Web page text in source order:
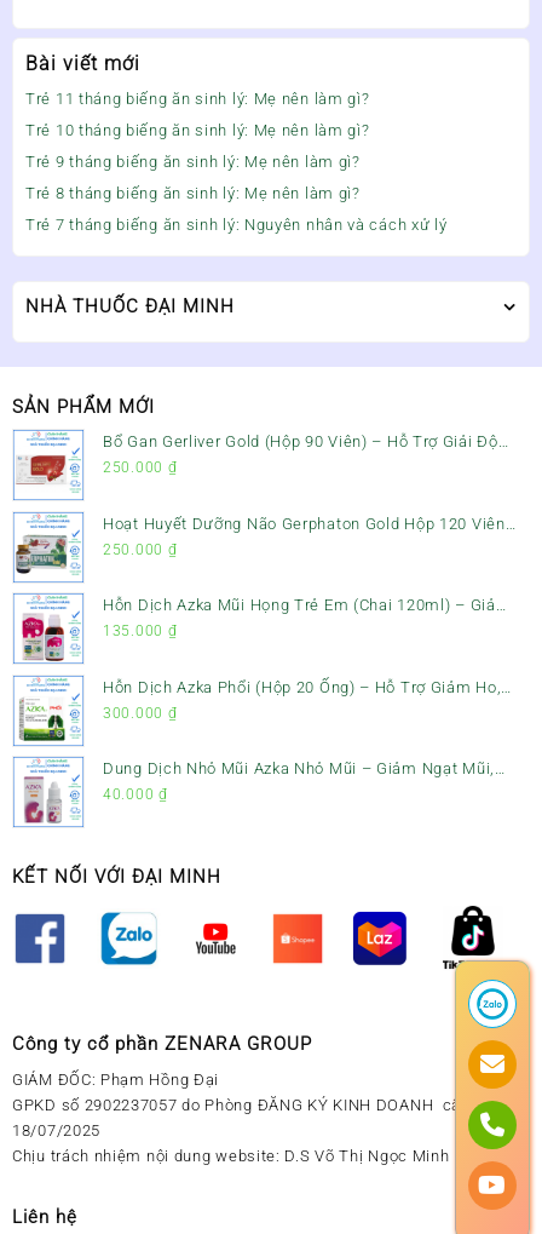
Bài viết mới
Trẻ 11 tháng biếng ăn sinh lý: Mẹ nên làm gì?
Trẻ 10 tháng biếng ăn sinh lý: Mẹ nên làm gì?
Trẻ 9 tháng biếng ăn sinh lý: Mẹ nên làm gì?
Trẻ 8 tháng biếng ăn sinh lý: Mẹ nên làm gì?
Trẻ 7 tháng biếng ăn sinh lý: Nguyên nhân và cách xử lý
NHÀ THUỐC ĐẠI MINH
SẢN PHẨM MỚI
Bổ Gan Gerliver Gold (Hộp 90 Viên) – Hỗ Trợ Giải Độc
Gan, Mát Gan & Bảo Vệ Gan
250.000 ₫
Hoạt Huyết Dưỡng Não Gerphaton Gold Hộp 120 Viên
– Giảm Đau Đầu, Hoa Mắt, Chóng Mặt & Rối Loạn Tiền
250.000 ₫
Hỗn Dịch Azka Mũi Họng Trẻ Em (Chai 120ml) – Giảm
Ho, Tiêu Đờm & Đau Rát Họng
135.000 ₫
Hỗn Dịch Azka Phổi (Hộp 20 Ống) – Hỗ Trợ Giảm Ho,
Tiêu Đờm & Bổ Phổi
300.000 ₫
Dung Dịch Nhỏ Mũi Azka Nhỏ Mũi – Giảm Ngạt Mũi,
Sổ Mũi Cho Trẻ Sơ Sinh
40.000 ₫
KẾT NỐI VỚI ĐẠI MINH
Công ty cổ phần ZENARA GROUP
GIÁM ĐỐC: Phạm Hồng Đại
GPKD số 2902237057 do Phòng ĐĂNG KÝ KINH DOANH cấp ngày
18/07/2025
Chịu trách nhiệm nội dung website: D.S Võ Thị Ngọc Minh
Liên hệ